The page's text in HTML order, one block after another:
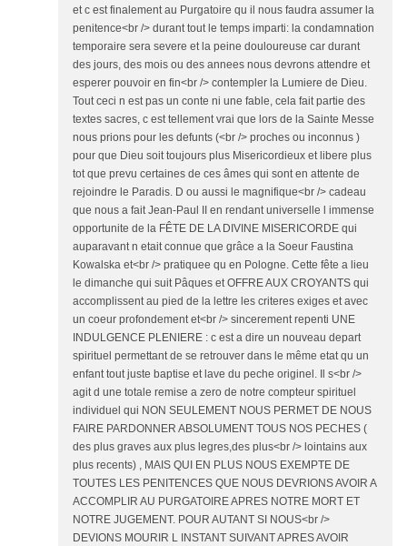
et c est finalement au Purgatoire qu il nous faudra assumer la
penitence<br /> durant tout le temps imparti: la condamnation
temporaire sera severe et la peine douloureuse car durant
des jours, des mois ou des annees nous devrons attendre et
esperer pouvoir en fin<br /> contempler la Lumiere de Dieu.
Tout ceci n est pas un conte ni une fable, cela fait partie des
textes sacres, c est tellement vrai que lors de la Sainte Messe
nous prions pour les defunts (<br /> proches ou inconnus )
pour que Dieu soit toujours plus Misericordieux et libere plus
tot que prevu certaines de ces âmes qui sont en attente de
rejoindre le Paradis. D ou aussi le magnifique<br /> cadeau
que nous a fait Jean-Paul II en rendant universelle l immense
opportunite de la FÊTE DE LA DIVINE MISERICORDE qui
auparavant n etait connue que grâce a la Soeur Faustina
Kowalska et<br /> pratiquee qu en Pologne. Cette fête a lieu
le dimanche qui suit Pâques et OFFRE AUX CROYANTS qui
accomplissent au pied de la lettre les criteres exiges et avec
un coeur profondement et<br /> sincerement repenti UNE
INDULGENCE PLENIERE : c est a dire un nouveau depart
spirituel permettant de se retrouver dans le même etat qu un
enfant tout juste baptise et lave du peche originel. Il s<br />
agit d une totale remise a zero de notre compteur spirituel
individuel qui NON SEULEMENT NOUS PERMET DE NOUS
FAIRE PARDONNER ABSOLUMENT TOUS NOS PECHES (
des plus graves aux plus legres,des plus<br /> lointains aux
plus recents) , MAIS QUI EN PLUS NOUS EXEMPTE DE
TOUTES LES PENITENCES QUE NOUS DEVRIONS AVOIR A
ACCOMPLIR AU PURGATOIRE APRES NOTRE MORT ET
NOTRE JUGEMENT. POUR AUTANT SI NOUS<br />
DEVIONS MOURIR L INSTANT SUIVANT APRES AVOIR